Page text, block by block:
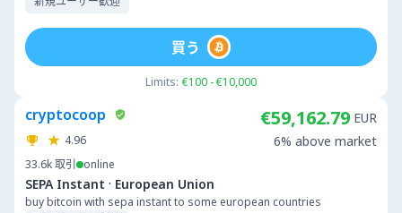
Limits: €100 - €10,000
買う
cryptocoop
4.96
33.6k取引 online
SEPA Instant · European Union
buy bitcoin with sepa instant to some european countries
€59,162.79 EUR
6% above market